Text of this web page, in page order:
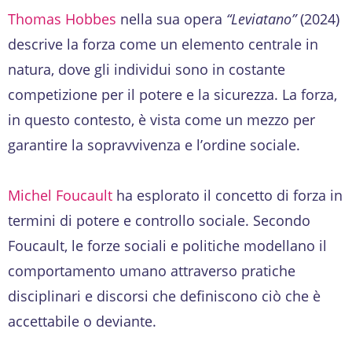
Thomas Hobbes nella sua opera “Leviatano”(2024)
descrive la forza come un elemento centrale in
natura, dove gli individui sono in costante
competizione per il potere e la sicurezza. La forza,
in questo contesto, è vista come un mezzo per
garantire la sopravvivenza e l’ordine sociale.
Michel Foucault ha esplorato il concetto di forza in
termini di potere e controllo sociale. Secondo
Foucault, le forze sociali e politiche modellano il
comportamento umano attraverso pratiche
disciplinari e discorsi che definiscono ciò che è
accettabile o deviante.